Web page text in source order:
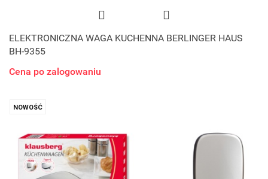
ELEKTRONICZNA WAGA KUCHENNA BERLINGER HAUS
BH-9355
Cena po zalogowaniu
NOWOŚĆ